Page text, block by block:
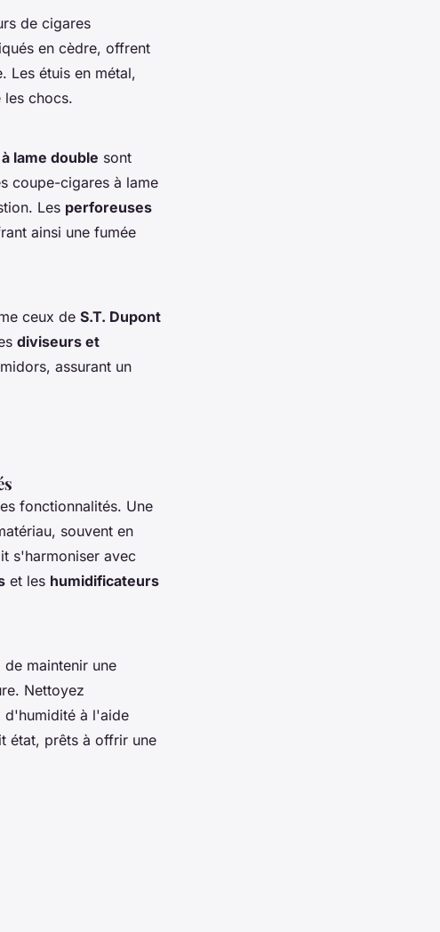
de cigares
en cèdre, offrent
Les étuis en métal,
les chocs.
lame double sont
coupe-cigares à lame
Les perforeuses
ainsi une fumée
ceux de S.T. Dupont
diviseurs et
assurant un
fonctionnalités. Une
souvent en
s'harmoniser avec
et les humidificateurs
maintenir une
Nettoyez
d'humidité à l'aide
état, prêts à offrir une